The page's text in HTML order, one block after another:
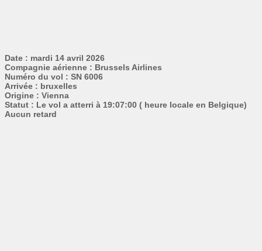
Date : mardi 14 avril 2026
Compagnie aérienne : Brussels Airlines
Numéro du vol : SN 6006
Arrivée : bruxelles
Origine : Vienna
Statut : Le vol a atterri à 19:07:00 ( heure locale en Belgique)
Aucun retard